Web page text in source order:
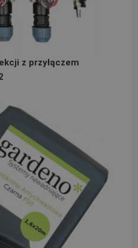
z przyłączem